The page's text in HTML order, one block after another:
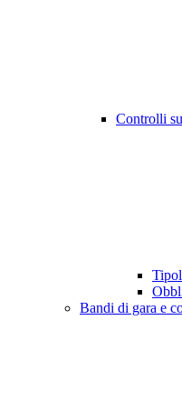
Controlli
Bandi di gara e